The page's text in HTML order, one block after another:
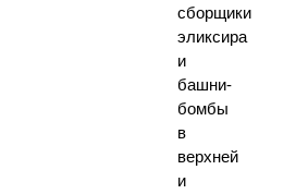
сборщики
эликсира
и
башни-
бомбы
в
верхней
и